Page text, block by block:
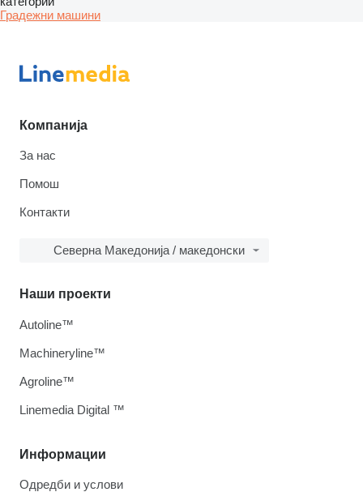
Градежни машини
Компанија
За нас
Помош
Контакти
Северна Македонија / македонски
Информации
Одредби и услови
Наши проекти
Autoline™
Machineryline™
Agroline™
Linemedia Digital ™